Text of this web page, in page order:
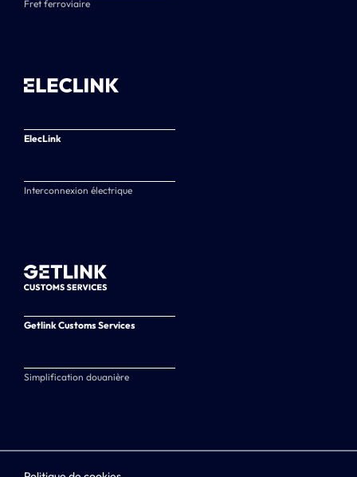
Fret ferroviaire
ElecLink
Interconnexion électrique
Getlink Customs Services
Simplification douanière